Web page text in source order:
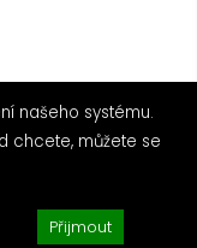
našeho systému.
chcete, můžete se
Přijmout